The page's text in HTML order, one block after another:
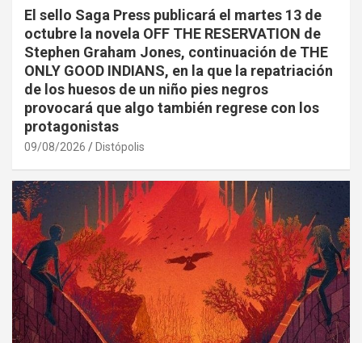
El sello Saga Press publicará el martes 13 de
octubre la novela OFF THE RESERVATION de
Stephen Graham Jones, continuación de THE
ONLY GOOD INDIANS, en la que la repatriación
de los huesos de un niño pies negros
provocará que algo también regrese con los
protagonistas
09/08/2026 Distópolis